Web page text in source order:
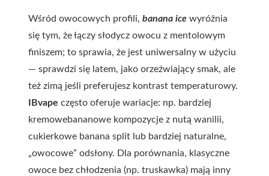
Wśród owocowych profili, banana ice wyróżnia
się tym, że łączy słodycz owocu z mentolowym
finiszem; to sprawia, że jest uniwersalny w użyciu
— sprawdzi się latem, jako orzeźwiający smak, ale
też zimą jeśli preferujesz kontrast temperaturowy.
IBvape często oferuje wariacje: np. bardziej
kremowebananowe kompozycje z nutą wanilii,
cukierkowe banana split lub bardziej naturalne,
„owocowe” odsłony. Dla porównania, klasyczne
owoce bez chłodzenia (np. truskawka) mają inny